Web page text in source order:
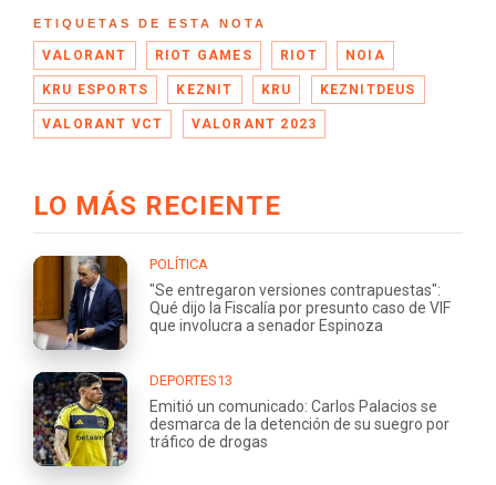
ETIQUETAS DE ESTA NOTA
VALORANT RIOT GAMES RIOT NOIA
KRU ESPORTS KEZNIT KRU KEZNITDEUS
VALORANT VCT VALORANT 2023
LO MÁS RECIENTE
POLÍTICA
"Se entregaron versiones contrapuestas":
Qué dijo la Fiscalía por presunto caso de VIF
que involucra a senador Espinoza
DEPORTES13
Emitió un comunicado: Carlos Palacios se
desmarca de la detención de su suegro por
tráfico de drogas